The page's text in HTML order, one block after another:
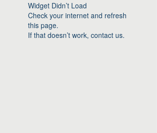
Widget Didn’t Load
Check your internet and refresh
this page.
If that doesn’t work, contact us.